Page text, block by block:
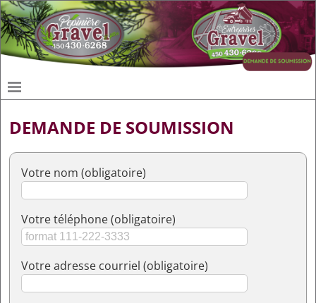
DEMANDE DE SOUMISSION
Votre nom (obligatoire)
Votre téléphone (obligatoire)
Votre adresse courriel (obligatoire)